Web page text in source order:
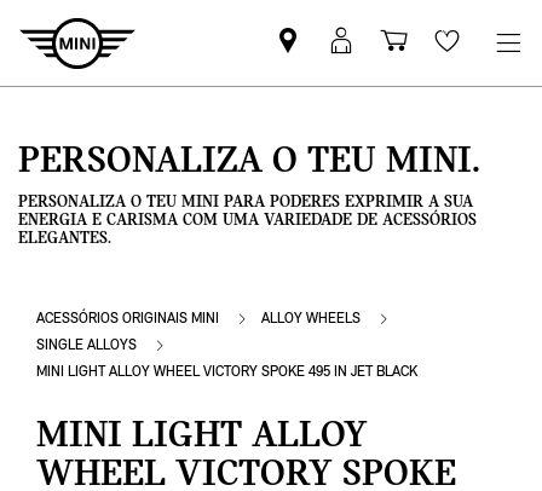
Pesquisar
parceiro
Iniciar
sessão
Carrinho
de
Wishlist
PERSONALIZA O TEU MINI.
PERSONALIZA O TEU MINI PARA PODERES EXPRIMIR A SUA
ENERGIA E CARISMA COM UMA VARIEDADE DE ACESSÓRIOS
ELEGANTES.
ACESSÓRIOS ORIGINAIS MINI
ALLOY WHEELS
SINGLE ALLOYS
MINI LIGHT ALLOY WHEEL VICTORY SPOKE 495 IN JET BLACK
MINI LIGHT ALLOY
WHEEL VICTORY SPOKE